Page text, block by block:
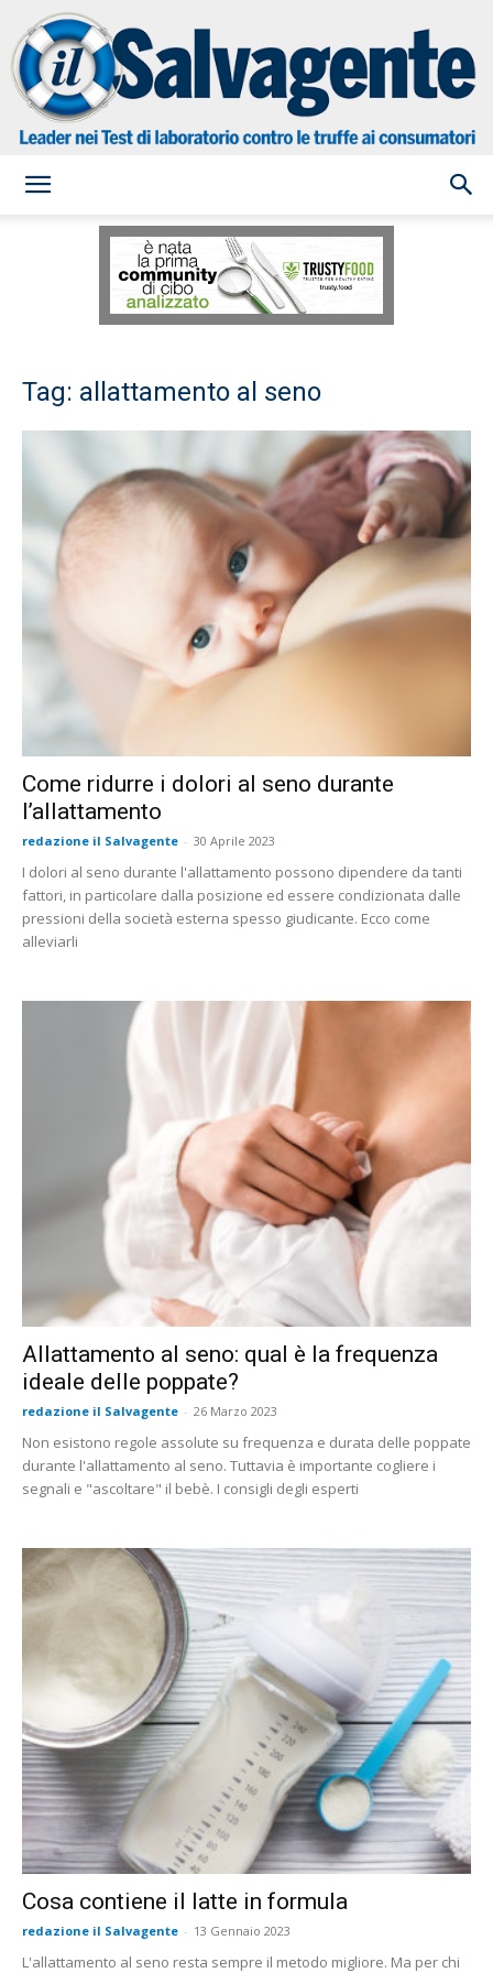
Salvagente
Tag: allattamento al seno
Come ridurre i dolori al seno durante
l’allattamento
redazione il Salvagente - 30 Aprile 2023
I dolori al seno durante l'allattamento possono dipendere da tanti
fattori, in particolare dalla posizione ed essere condizionata dalle
pressioni della società esterna spesso giudicante. Ecco come
alleviarli
Allattamento al seno: qual è la frequenza
ideale delle poppate?
redazione il Salvagente - 26 Marzo 2023
Non esistono regole assolute su frequenza e durata delle poppate
durante l'allattamento al seno. Tuttavia è importante cogliere i
segnali e "ascoltare" il bebè. I consigli degli esperti
Cosa contiene il latte in formula
redazione il Salvagente - 13 Gennaio 2023
L'allattamento al seno resta sempre il metodo migliore. Ma per chi